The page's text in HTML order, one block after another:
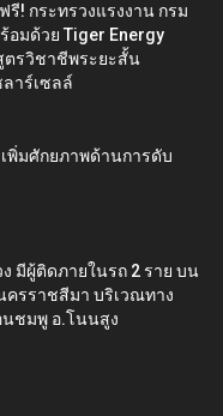
! กระทรวงแรงงาน กรม
มด้วย Tiger Energy
ตรวิชาชีพระยะสั้น
าร์เซลล์
พิ่มศักยภาพด้านการดับ
มีผู้ติดภายในรถ 2 ราย บน
รราชสีมา บริเวณทาง
ชมพู อ.โนนสูง